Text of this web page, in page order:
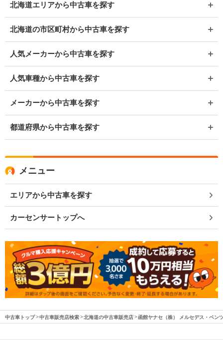
北海道エリアから中古車を探す
北海道の市区町村から中古車を探す
人気メーカーから中古車を探す
人気車種から中古車を探す
メーカーから中古車を探す
都道府県から中古車を探す
メニュー
エリアから中古車を探す
カーセンサートップへ
中古車トップ 中古車販売店検索 北海道の中古車販売店 函館ヤナセ（株） メルセデス・ベン